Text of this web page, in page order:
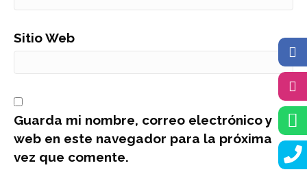
Sitio Web
Guarda mi nombre, correo electrónico y
web en este navegador para la próxima
vez que comente.